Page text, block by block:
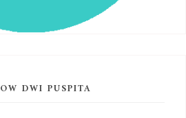
DWI PUSPITA